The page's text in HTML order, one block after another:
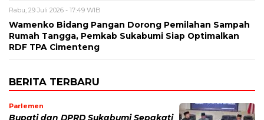
Rabu, 29 Juli 2026 - 17:49 WIB
Wamenko Bidang Pangan Dorong Pemilahan Sampah
Rumah Tangga, Pemkab Sukabumi Siap Optimalkan
RDF TPA Cimenteng
BERITA TERBARU
Parlemen
Bupati dan DPRD Sukabumi Sepakati